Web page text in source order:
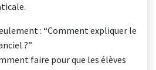
: “Comment expliquer le
?”
faire pour que les élèves